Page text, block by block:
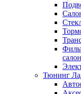
Тюнинг